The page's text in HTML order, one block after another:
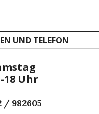
UND TELEFON
18 Uhr
/ 982605